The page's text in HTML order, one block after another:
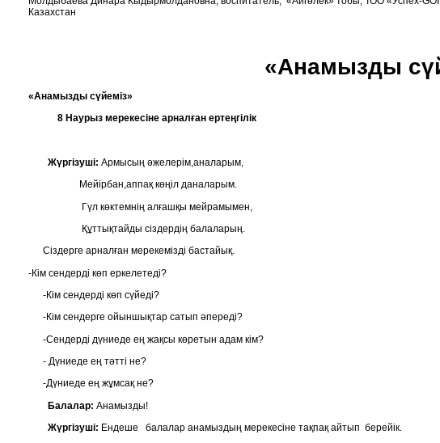
Казахстан
«Анамызды
«Анамызды сүйеміз»
8 Наурыз мерекесіне арналған ертеңгілік
Жүргізуші: Армысың әжелерім,аналарым,
Мейірбан,аппақ көңіл даналарым.
Гүл көктемнің алғашқы мейрамымен,
Құттықтайды сіздердің балаларың.
Сіздерге арналған мерекемізді бастайық.
-Кім сендерді көп еркелетеді?
-Кім сендерді көп сүйеді?
-Кім сендерге ойыншықтар сатып әпереді?
-Сендерді дүниеде ең жақсы көретын адам кім?
- Дүниеде ең тәтті не?
-Дүниеде ең жұмсақ не?
Балалар: Анамызды!
Жүргізуші: Ендеше балалар анамыздың мерекесіне тақпақ айтып берейік.